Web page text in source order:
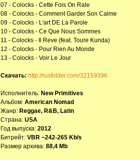
07 - Colocks - Cette Fois On Rale
08 - Colocks - Comment Garder Son Calme
09 - Colocks - L'art DE La Parole
10 - Colocks - Ce Que Nous Sommes
11 - Colocks - Il Reve (feat. Toure Kunda)
12 - Colocks - Pour Rien Au Monde
13 - Colocks - Voir Le Jour
Скачать: http://rusfolder.com/32159396
Исполнитель: New Primitives
Альбом: American Nomad
Жанр: Reggae, R&B, Latin
Страна: USA
Год выпуска: 2012
Битрейт: VBR ~242-265 Kb/s
Размер архива: 88,4 Mb